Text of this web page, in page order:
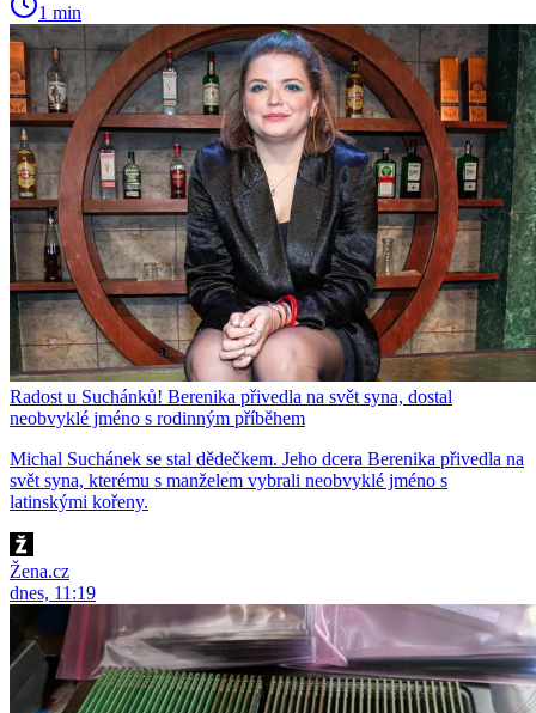
1 min
Radost u Suchánků! Berenika přivedla na svět syna, dostal
neobvyklé jméno s rodinným příběhem
Michal Suchánek se stal dědečkem. Jeho dcera Berenika přivedla na
svět syna, kterému s manželem vybrali neobvyklé jméno s
latinskými kořeny.
Žena.cz
dnes, 11:19